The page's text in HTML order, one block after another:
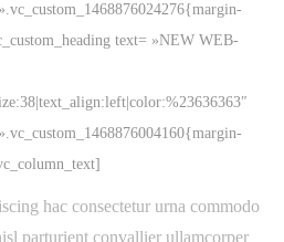
g
t
o
n
text= »NEW WEB-
hac consectetur urna commodo
parturient convallier ullamcorper